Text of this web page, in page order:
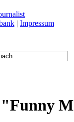
| Impressum